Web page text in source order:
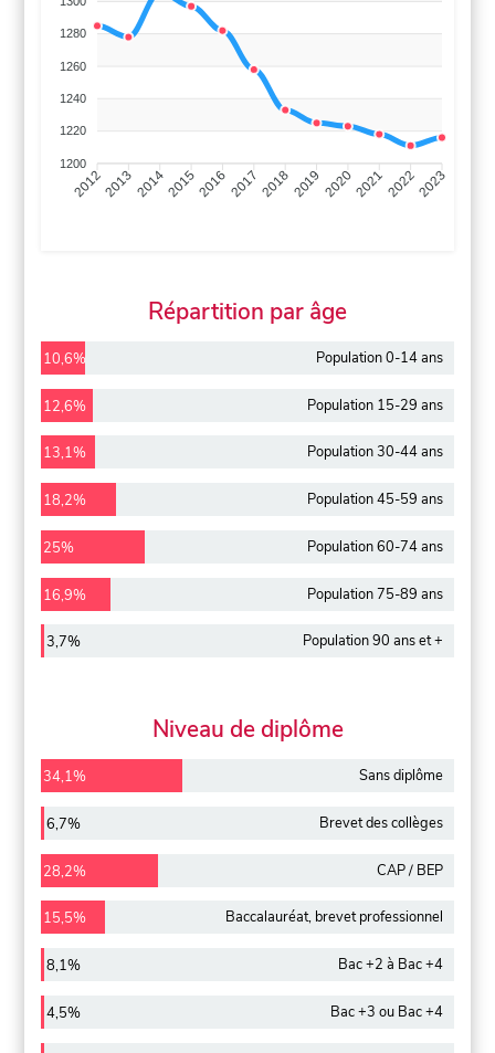
1280
1260
1240
1220
1200
201220132014201520162017 20182019 2020202120222023
Répartition par âge
10,6% Population 0-14 ans
12,6% Population 15-29 ans
13,1% Population 30-44 ans
18,2% Population 45-59 ans
25% Population 60-74 ans
16,9% Population 75-89 ans
3,7% Population 90 ans et +
Niveau de diplôme
34,1% Sans diplôme
6,7% Brevet des collèges
28,2% CAP / BEP
15,5% Baccalauréat, brevet professionnel
8,1% Bac +2 à Bac +4
4,5% Bac +3 ou Bac +4